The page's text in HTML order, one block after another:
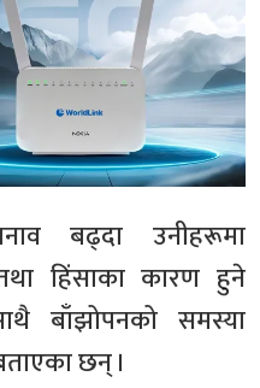
बढ्दा उनीहरूमा
हिंसाका कारण हुने
बाँझोपनको समस्या
छन् ।